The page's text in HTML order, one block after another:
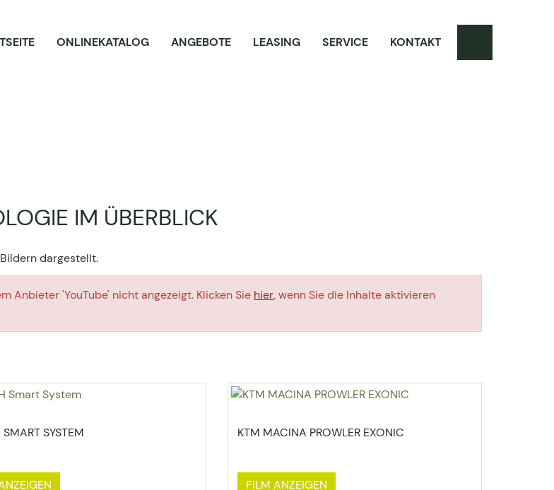
ONLINEKATALOG ANGEBOTE LEASING SERVICE KONTAKT
IM ÜBERBLICK
dargestellt.
Anbieter 'YouTube' nicht angezeigt. Klicken Sie hier, wenn Sie die Inhalte aktivieren
SYSTEM KTM MACINA PROWLER EXONIC
FILM ANZEIGEN